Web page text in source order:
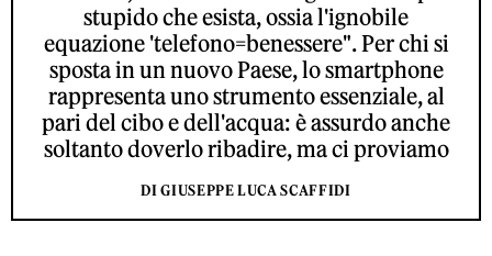
stupido che esista, ossia l'ignobile
equazione 'telefono=benessere". Per chi si
sposta in un nuovo Paese, lo smartphone
rappresenta uno strumento essenziale, al
pari del cibo e dell'acqua: è assurdo anche
soltanto doverlo ribadire, ma ci proviamo
DI GIUSEPPE LUCA SCAFFIDI